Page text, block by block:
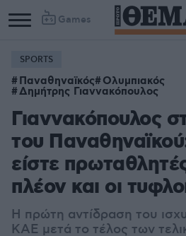
Games
SPORTS
Παναθηναϊκός Ολυμπιακός
Δημήτρης Γιαννακόπουλος
Γιαννακόπουλος
του
είστε
πλέον και οι
Η πρώτη αντίδραση του
ΚΑΕ μετά το τέλος των